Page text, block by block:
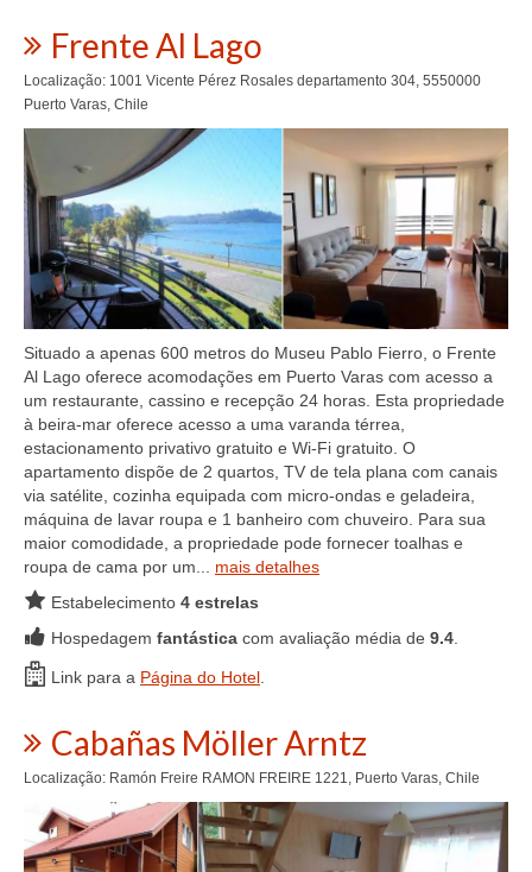
Frente Al Lago
Localização: 1001 Vicente Pérez Rosales departamento 304, 5550000
Puerto Varas, Chile
Situado a apenas 600 metros do Museu Pablo Fierro, o Frente
Al Lago oferece acomodações em Puerto Varas com acesso a
um restaurante, cassino e recepção 24 horas. Esta propriedade
à beira-mar oferece acesso a uma varanda térrea,
estacionamento privativo gratuito e Wi-Fi gratuito. O
apartamento dispõe de 2 quartos, TV de tela plana com canais
via satélite, cozinha equipada com micro-ondas e geladeira,
máquina de lavar roupa e 1 banheiro com chuveiro. Para sua
maior comodidade, a propriedade pode fornecer toalhas e
roupa de cama por um... mais detalhes
Estabelecimento 4 estrelas
Hospedagem fantástica com avaliação média de 9.4
Link para a Página do Hotel
Cabañas Möller Arntz
Localização: Ramón Freire RAMON FREIRE 1221, Puerto Varas, Chile